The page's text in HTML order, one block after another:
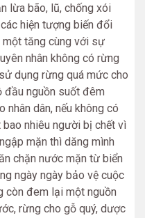
lừa bão, lũ, chống xói
hiện tượng biến đổi
tăng cùng với sự
nhân không có rừng
dụng rừng quá mức cho
đầu nguồn suốt đêm
nhân dân, nếu không có
nhiêu người bị chết vì
mặn thì dăng mình
chặn nước mặn từ biển
ngày ngày bảo vệ cuộc
còn đem lại một nguồn
rừng cho gỗ quý, dược